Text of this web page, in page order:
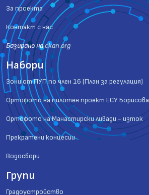
За проекта
Контакт с нас
Базиранo наckan.org
Набори
Зони от ПУП по член 16 (План за регулация)
Ортофото на пилотен проект ЕСУ Борисова
Ортофото на Манастирски ливади - изток
Прекратени концесии
Водосбори
Групи
Градоустройство